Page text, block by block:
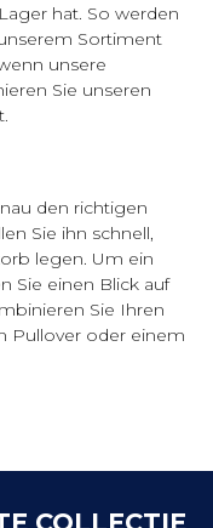
hat. So werden
Sortiment
unsere
Sie unseren
den richtigen
Sie ihn schnell,
legen. Um ein
Sie einen Blick auf
Sie Ihren
Pullover oder einem